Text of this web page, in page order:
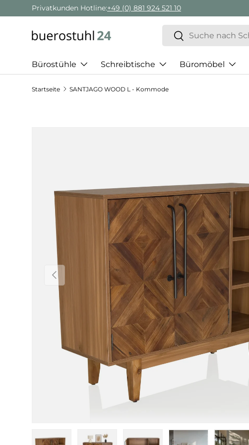
Direkt zum Inhalt
Privatkunden Hotline:+49 (0) 881 924 521 10
Suchen
Suchen
Bürostühle Schreibtische Büromöbel
Startseite SANTJAGO WOOD L - Kommode
Vorherige